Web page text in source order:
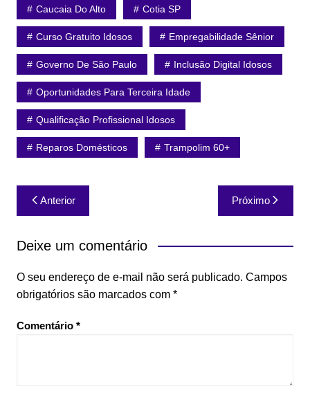
Caucaia Do Alto Cotia SP
Curso Gratuito Idosos Empregabilidade Sênior
Governo De São Paulo Inclusão Digital Idosos
Oportunidades Para Terceira Idade
Qualificação Profissional Idosos
Reparos Domésticos Trampolim 60+
Navegação
de
Post
Anterior Próximo
Deixe um comentário
O seu endereço de e-mail não será publicado. Campos
obrigatórios são marcados com *
Comentário *